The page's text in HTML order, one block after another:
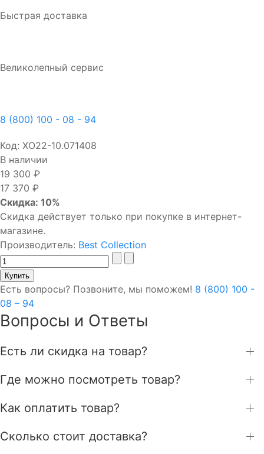
Быстрая доставка
Великолепный сервис
8 (800) 100 - 08 - 94
Код: ХО22-10.071408
В наличии
19 300 ₽
17 370 ₽
Скидка: 10%
Скидка действует только при покупке в интернет-
магазине.
Производитель: Best Collection
Есть вопросы? Позвоните, мы поможем! 8 (800) 100 -
08 – 94
Вопросы и Ответы
Есть ли скидка на товар?
Где можно посмотреть товар?
Как оплатить товар?
Сколько стоит доставка?